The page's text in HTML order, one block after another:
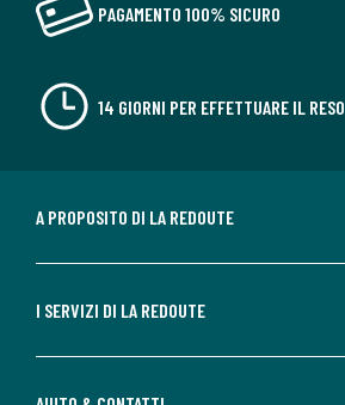
PAGAMENTO 100% SICURO
14 GIORNI PER EFFETTUARE IL RESO
A PROPOSITO DI LA REDOUTE
I SERVIZI DI LA REDOUTE